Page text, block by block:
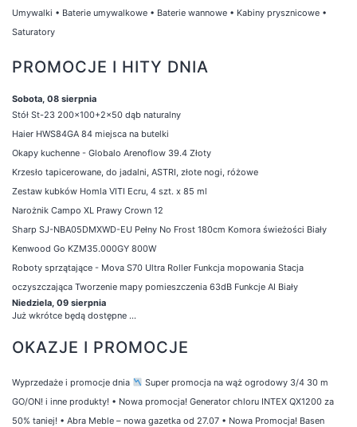
Umywalki • Baterie umywalkowe • Baterie wannowe • Kabiny prysznicowe •
Saturatory
PROMOCJE I HITY DNIA
Sobota, 08 sierpnia
Stół St-23 200x100+2x50 dąb naturalny
Haier HWS84GA 84 miejsca na butelki
Okapy kuchenne - Globalo Arenoflow 39.4 Złoty
Krzesło tapicerowane, do jadalni, ASTRI, złote nogi, różowe
Zestaw kubków Homla VITI Ecru, 4 szt. x 85 ml
Narożnik Campo XL Prawy Crown 12
Sharp SJ-NBA05DMXWD-EU Pełny No Frost 180cm Komora świeżości Biały
Kenwood Go KZM35.000GY 800W
Roboty sprzątające - Mova S70 Ultra Roller Funkcja mopowania Stacja
oczyszczająca Tworzenie mapy pomieszczenia 63dB Funkcje AI Biały
Niedziela, 09 sierpnia
Już wkrótce będą dostępne ...
OKAZJE I PROMOCJE
Wyprzedaże i promocje dnia
Super promocja na wąż ogrodowy 3/4 30 m
GO/ON! i inne produkty! • Nowa promocja! Generator chloru INTEX QX1200 za
50% taniej! • Abra Meble – nowa gazetka od 27.07 • Nowa Promocja! Basen